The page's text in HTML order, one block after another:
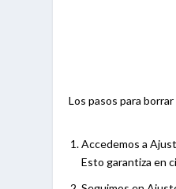
Los pasos para
Accedemos a
Esto garantiza en